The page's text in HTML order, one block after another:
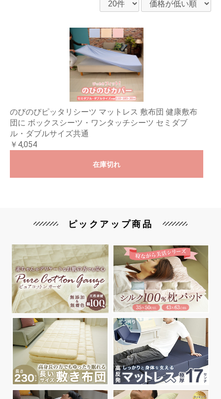
のびのびピッタリシーツ マットレス 敷布団 健康敷布
団に ボックスシーツ・ワンタッチシーツ セミダブ
ル・ダブルサイズ共通
￥4,054
在庫切れ
ピックアップ商品